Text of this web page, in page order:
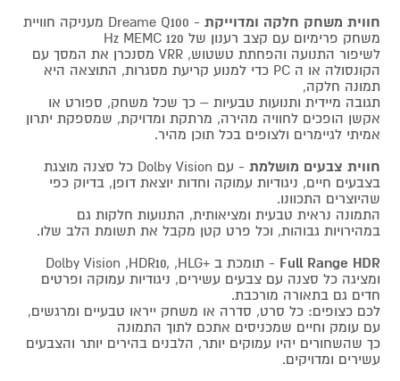
חווית משחק חלקה ומדוייקת
- Dreame Q100 מעניקה חוויית
משחק פרימיום עם קצב רענון של 120 Hz MEMC
לשיפור התנועה והפחתת טשטוש, VRR מסנכרן את המסך עם
הקונסולה או ה PC כדי למנוע קריעת מסגרות, התוצאה היא
תמונה חלקה,
תגובה מיידית ותנועות טבעיות – כך שכל משחק, ספורט או
אקשן הופכים לחוויה מהירה, מרתקת ומדויקת, שמספקת יתרון
אמיתי לגיימרים ולצופים בכל תוכן מהיר.
חווית צבעים מושלמת
- עם Dolby Vision כל סצנה מוצגת
בצבעים חיים, ניגודיות עמוקה וחדות יוצאת דופן, בדיוק כפי
שהיוצרים התכוונו.
התמונה נראית טבעית ומציאותית, התנועות חלקות גם
במהירויות גבוהות, וכל פרט קטן מקבל את תשומת הלב שלו.
Full Range HDR - תומכת ב +Dolby Vision ,HDR10, ,HLG
ומציגה כל סצנה עם צבעים עשירים, ניגודיות עמוקה ופרטים
חדים גם בתאורה מורכבת.
לכם כצופים: כל סרט, סדרה או משחק ייראו טבעיים ומרגשים,
עם עומק וחיים שמכניסים אתכם לתוך התמונה
כך שהשחורים יהיו עמוקים יותר, הלבנים בהירים יותר והצבעים
עשירים ומדויקים.